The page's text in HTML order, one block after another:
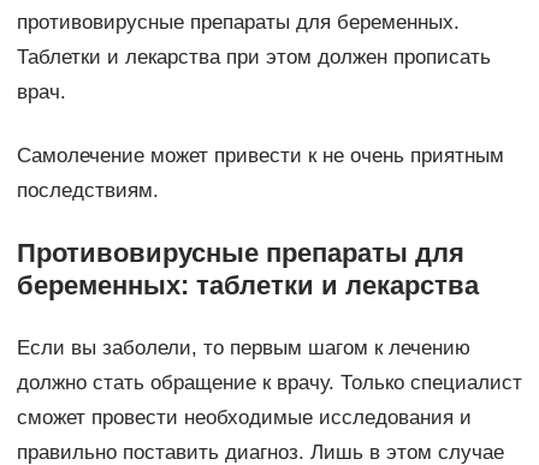
противовирусные препараты для беременных.
Таблетки и лекарства при этом должен прописать
врач.
Самолечение может привести к не очень приятным
последствиям.
Противовирусные препараты для
беременных: таблетки и лекарства
Если вы заболели, то первым шагом к лечению
должно стать обращение к врачу. Только специалист
сможет провести необходимые исследования и
правильно поставить диагноз. Лишь в этом случае